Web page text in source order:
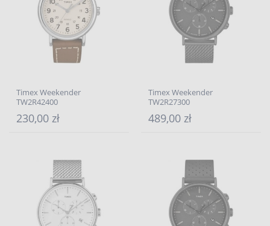
Timex Weekender
TW2R42400
230,00 zł
Timex Weekender
TW2R27300
489,00 zł